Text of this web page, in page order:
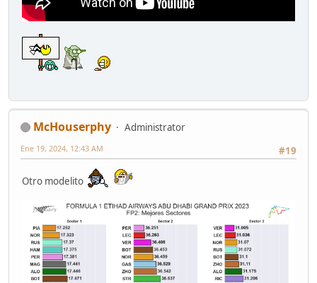
McHouserphy
Administrator
#19
Ene 19, 2024, 12:43 AM
Otro modelito